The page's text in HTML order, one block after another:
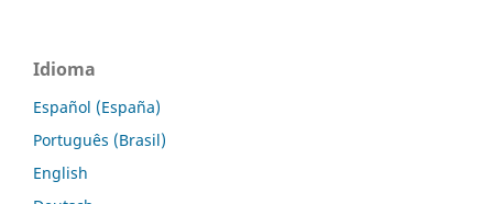
Idioma
Español (España)
Português (Brasil)
English